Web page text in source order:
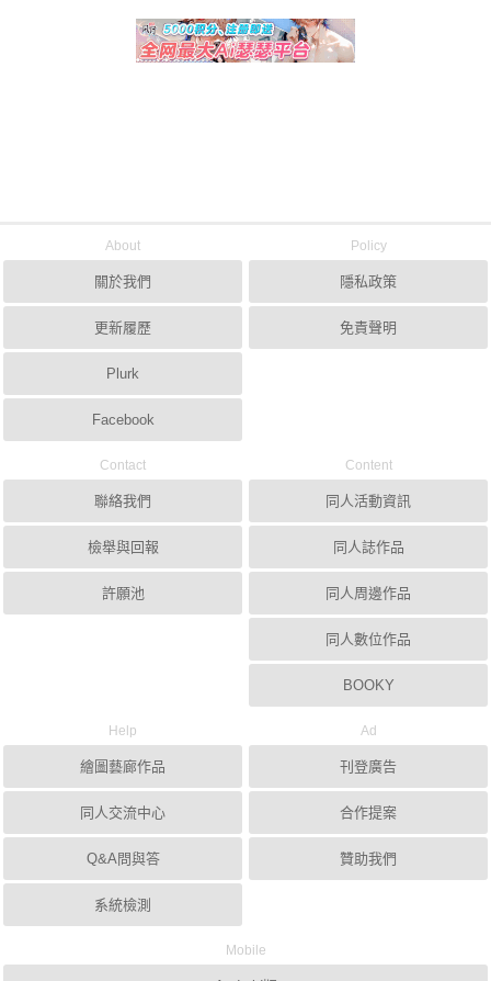
About
關於我們
更新履歷
Plurk
Facebook
Policy
隱私政策
免責聲明
Contact
聯絡我們
檢舉與回報
許願池
Content
同人活動資訊
同人誌作品
同人周邊作品
同人數位作品
BOOKY
Help
繪圖藝廊作品
同人交流中心
Q&A問與答
系統檢測
Ad
刊登廣告
合作提案
贊助我們
Mobile